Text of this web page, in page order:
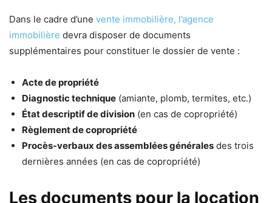
Dans le cadre d’une vente immobilière, l’agence
immobilière devra disposer de documents
supplémentaires pour constituer le dossier de vente :
Acte de propriété
Diagnostic technique (amiante, plomb, termites, etc.)
État descriptif de division (en cas de copropriété)
Règlement de copropriété
Procès-verbaux des assemblées générales des trois
dernières années (en cas de copropriété)
Les documents pour la location